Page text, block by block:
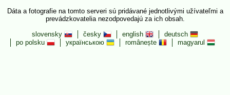
Dáta a fotografie na tomto serveri sú pridávané jednotlivými užívateľmi a
prevádzkovatelia nezodpovedajú za ich obsah.
slovensky
česky english
deutsch
po polsku
українською românește magyarul